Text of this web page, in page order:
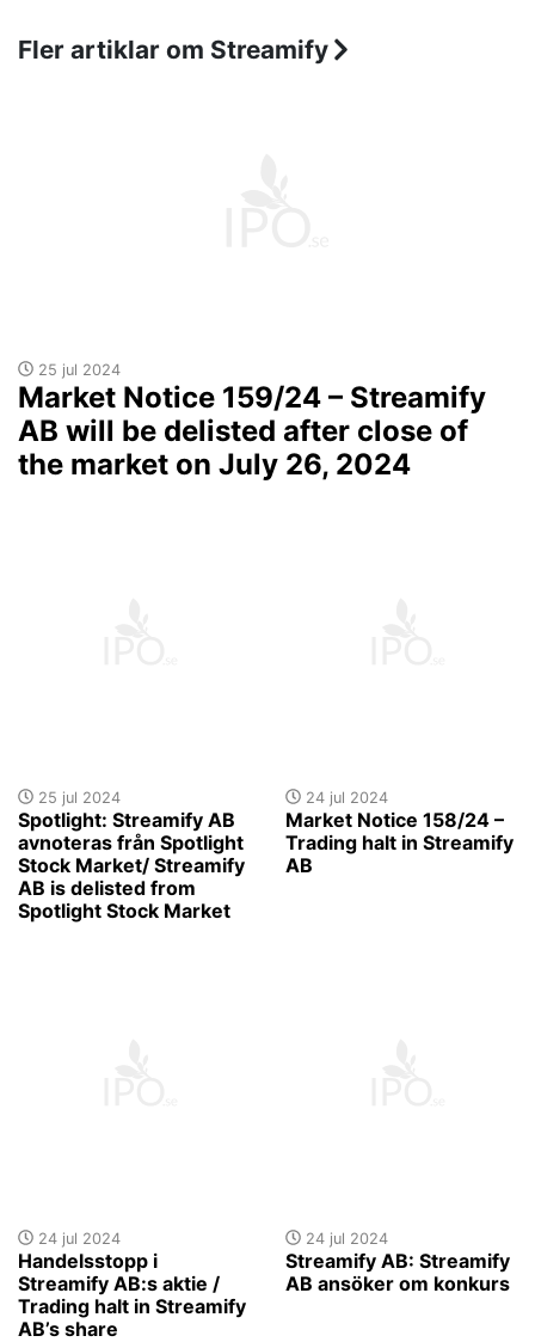
Fler artiklar om Streamify
25 jul 2024
Market Notice 159/24 – Streamify
AB will be delisted after close of
the market on July 26, 2024
25 jul 2024
Spotlight: Streamify AB
avnoteras från Spotlight
Stock Market/ Streamify
AB is delisted from
Spotlight Stock Market
24 jul 2024
Market Notice 158/24 –
Trading halt in Streamify
AB
24 jul 2024
Handelsstopp i
Streamify AB:s aktie /
Trading halt in Streamify
AB’s share
24 jul 2024
Streamify AB: Streamify
AB ansöker om konkurs